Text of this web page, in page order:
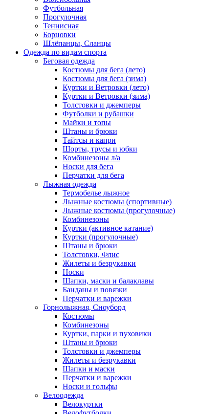
Футбольная
Прогулочная
Теннисная
Борцовки
Шлёпанцы, Сланцы
Одежда по видам спорта
Беговая одежда
Костюмы для бега (лето)
Костюмы для бега (зима)
Куртки и Ветровки (лето)
Куртки и Ветровки (зима)
Толстовки и джемперы
Футболки и рубашки
Майки и топы
Штаны и брюки
Тайтсы и капри
Шорты, трусы и юбки
Комбинезоны л/а
Носки для бега
Перчатки для бега
Лыжная одежда
Термобелье лыжное
Лыжные костюмы (спортивные)
Лыжные костюмы (прогулочные)
Комбинезоны
Куртки (активное катание)
Куртки (прогулочные)
Штаны и брюки
Толстовки, Флис
Жилеты и безрукавки
Носки
Шапки, маски и балаклавы
Банданы и повязки
Перчатки и варежки
Горнолыжная, Сноуборд
Костюмы
Комбинезоны
Куртки, парки и пуховики
Штаны и брюки
Толстовки и джемперы
Жилеты и безрукавки
Шапки и маски
Перчатки и варежки
Носки и гольфы
Велоодежда
Велокуртки